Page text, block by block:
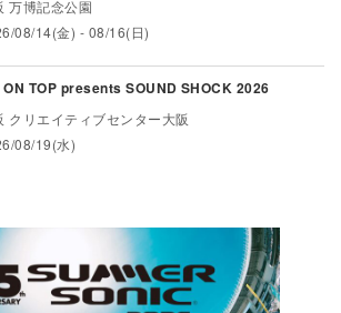
万博記念公園
08/14(金) - 08/16(日)
ON TOP presents SOUND SHOCK 2026
クリエイティブセンター大阪
08/19(水)